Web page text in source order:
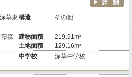
草東 構造 その他
森
建物面積
土地面積
219.91m2
129.16m2
中学校 深草中学校